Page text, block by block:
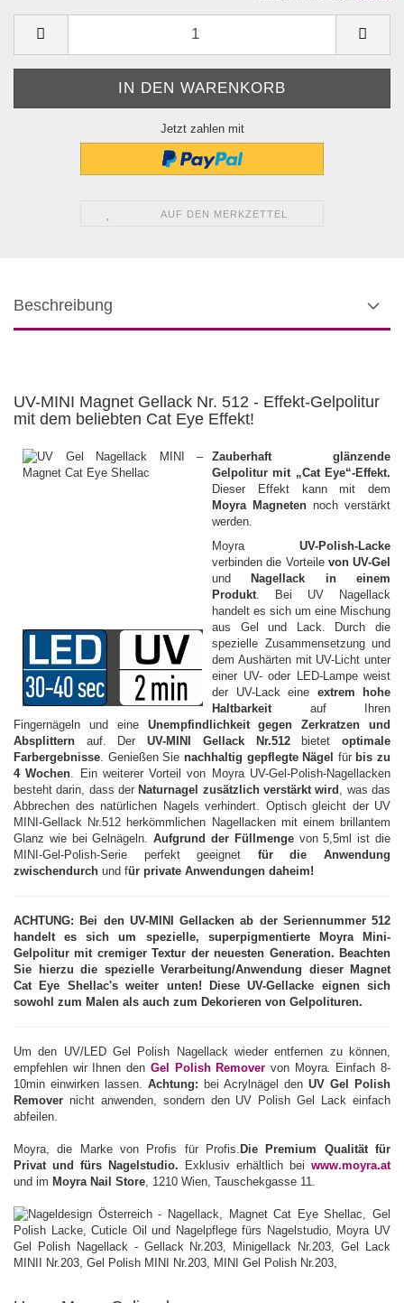
Jetzt zahlen mit
AUF DEN MERKZETTEL
Beschreibung
UV-MINI Magnet Gellack Nr. 512 - Effekt-Gelpolitur
mit dem beliebten Cat Eye Effekt!
Zauberhaft glänzende
Gelpolitur mit „Cat Eye“-Effekt.
Dieser Effekt kann mit dem
Moyra Magneten noch verstärkt
werden.
Moyra UV-Polish-Lacke
verbinden die Vorteile von UV-Gel
undNagellack in einem
Produkt . Bei UV Nagellack
handelt es sich um eine Mischung
aus Gel und Lack. Durch die
spezielle Zusammensetzung und
dem Aushärten mit UV-Licht unter
einer UV- oder LED-Lampe weist
der UV-Lack eine extrem hohe
Haltbarkeit auf Ihren
Fingernägeln und eine Unempfindlichkeit gegen Zerkratzen und
Absplittern auf. DerUV-MINI Gellack Nr.512bietetoptimale
Farbergebnisse . Genießen Sie nachhaltig gepflegte Nägel für bis zu
4 Wochen . Ein weiterer Vorteil von Moyra UV-Gel-Polish-Nagellacken
besteht darin, dass derNaturnagel zusätzlich verstärkt wird , was das
Abbrechen des natürlichen Nagels verhindert. Optisch gleicht der UV
MINI-Gellack Nr.512 herkömmlichen Nagellacken mit einem brillantem
Glanz wie bei Gelnägeln.Aufgrund der Füllmengevon 5,5ml ist die
MINI-Gel-Polish-Serie perfekt geeignet für die Anwendung
zwischendurch und für private Anwendungen daheim!
ACHTUNG: Bei den UV-MINI Gellacken ab der Seriennummer 512
handelt es sich um spezielle, superpigmentierte Moyra Mini-
Gelpolitur mit cremiger Textur der neuesten Generation. Beachten
Sie hierzu die spezielle Verarbeitung/Anwendung dieser Magnet
Cat Eye Shellac's weiter unten! Diese UV-Gellacke eignen sich
sowohl zum Malen als auch zum Dekorieren von Gelpolituren.
Um den UV/LED Gel Polish Nagellack wieder entfernen zu können,
empfehlen wir Ihnen den Gel Polish Remover von Moyra.
Einfach 8-
10min einwirken lassen.
Achtung: bei Acrylnägel den UV Gel Polish
Remover nicht anwenden, sondern den UV Polish Gel Lack einfach
abfeilen.
Moyra, die Marke von Profis für Profis. Die Premium Qualität für
Privat und fürs Nagelstudio. Exklusiv erhältlich bei www.moyra.at
und im Moyra Nail Store , 1210 Wien, Tauschekgasse 11.